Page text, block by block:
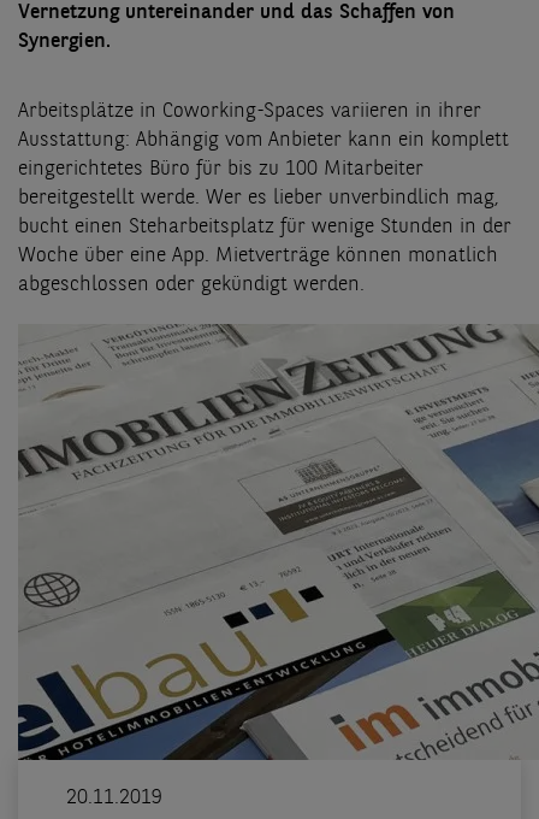
Vernetzung untereinander und das Schaffen von
Synergien.
Arbeitsplätze in Coworking-Spaces variieren in ihrer
Ausstattung: Abhängig vom Anbieter kann ein komplett
eingerichtetes Büro für bis zu 100 Mitarbeiter
bereitgestellt werde. Wer es lieber unverbindlich mag,
bucht einen Steharbeitsplatz für wenige Stunden in der
Woche über eine App. Mietverträge können monatlich
abgeschlossen oder gekündigt werden.
20.11.2019